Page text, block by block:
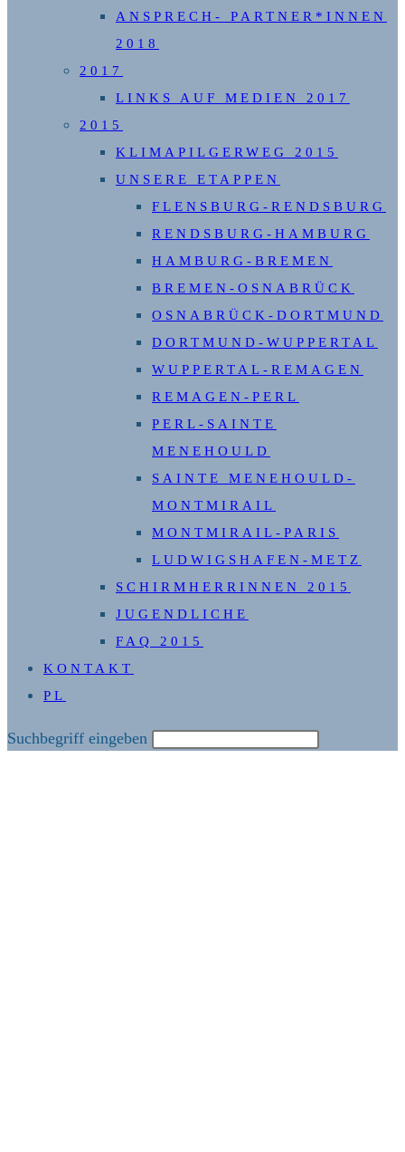
ANSPRECH- PARTNER*INNEN
2018
2017
LINKS AUF MEDIEN 2017
2015
KLIMAPILGERWEG 2015
UNSERE ETAPPEN
FLENSBURG-RENDSBURG
RENDSBURG-HAMBURG
HAMBURG-BREMEN
BREMEN-OSNABRÜCK
OSNABRÜCK-DORTMUND
DORTMUND-WUPPERTAL
WUPPERTAL-REMAGEN
REMAGEN-PERL
PERL-SAINTE
MENEHOULD
SAINTE MENEHOULD-
MONTMIRAIL
MONTMIRAIL-PARIS
LUDWIGSHAFEN-METZ
SCHIRMHERRINNEN 2015
JUGENDLICHE
FAQ 2015
KONTAKT
PL
Diese
Suchbegriff eingeben